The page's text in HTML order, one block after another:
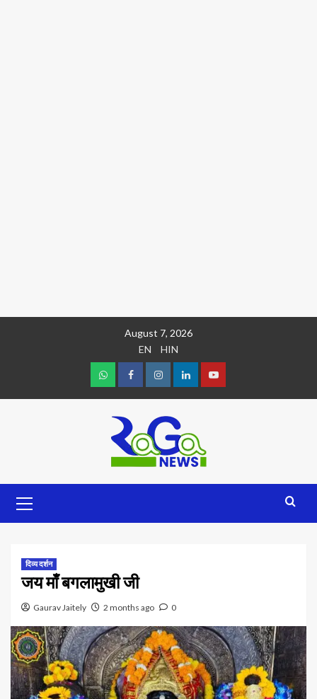
August 7, 2026
EN
HIN
दिव्य दर्शन
जय माँ बगलामुखी जी
Gaurav Jaitely 2 months ago 0